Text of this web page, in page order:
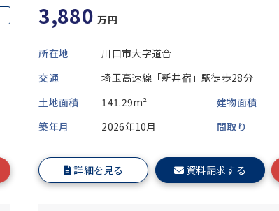
3,880 万円
所在地
川口市大字道合
交通
埼玉高速線「新井宿」駅徒歩28分
土地面積
141.29m² 建物面積
築年月
2026年10月 間取り
詳細を見る 資料請求する